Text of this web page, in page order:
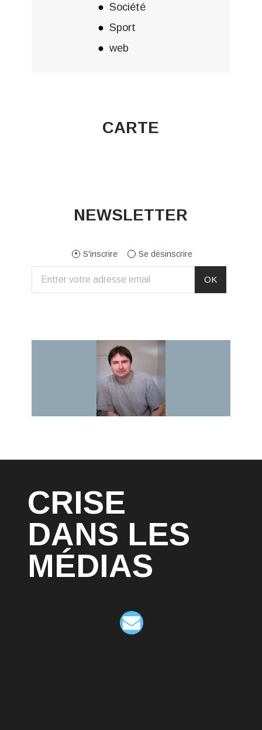
Société
Sport
web
CARTE
NEWSLETTER
S'inscrire Se désinscrire
CRISE
DANS LES
MÉDIAS